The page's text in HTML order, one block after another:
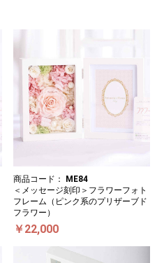
商品コード：
ME84
＜メッセージ刻印＞フラワーフォト
フレーム（ピンク系のプリザーブド
フラワー）
￥22,000